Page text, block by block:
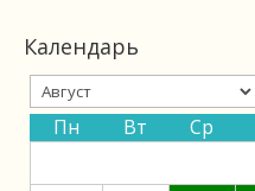
Календарь
Пн Вт Ср